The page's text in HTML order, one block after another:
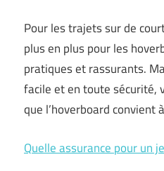
Pour les trajets sur de
plus en plus pour les
pratiques et rassurants.
facile et en toute sécurité,
que l’hoverboard convient
Quelle assurance pour un